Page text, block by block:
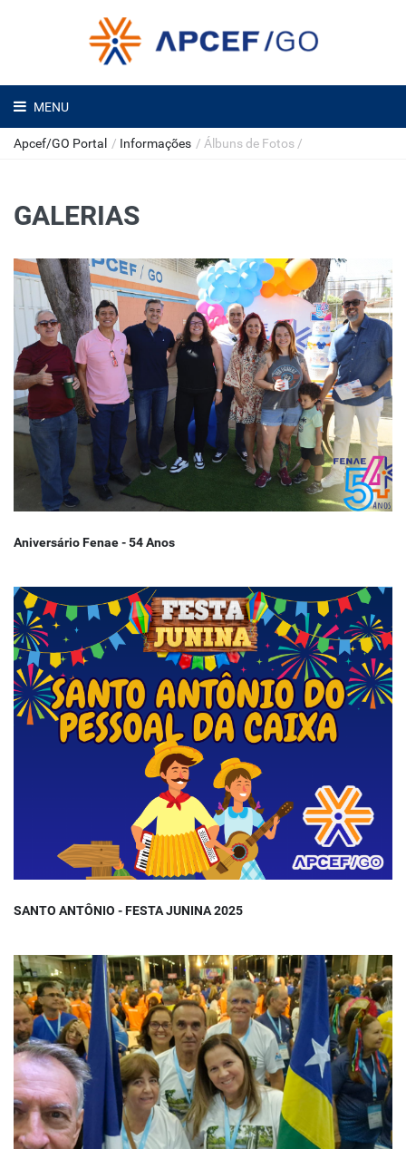
MENU
Apcef/GO Portal / Informações / Álbuns de Fotos /
GALERIAS
Aniversário Fenae - 54 Anos
SANTO ANTÔNIO - FESTA JUNINA 2025